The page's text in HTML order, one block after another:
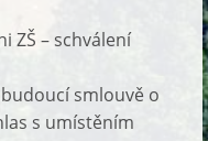
ZŠ – schválení
smlouvě o
s umístěním